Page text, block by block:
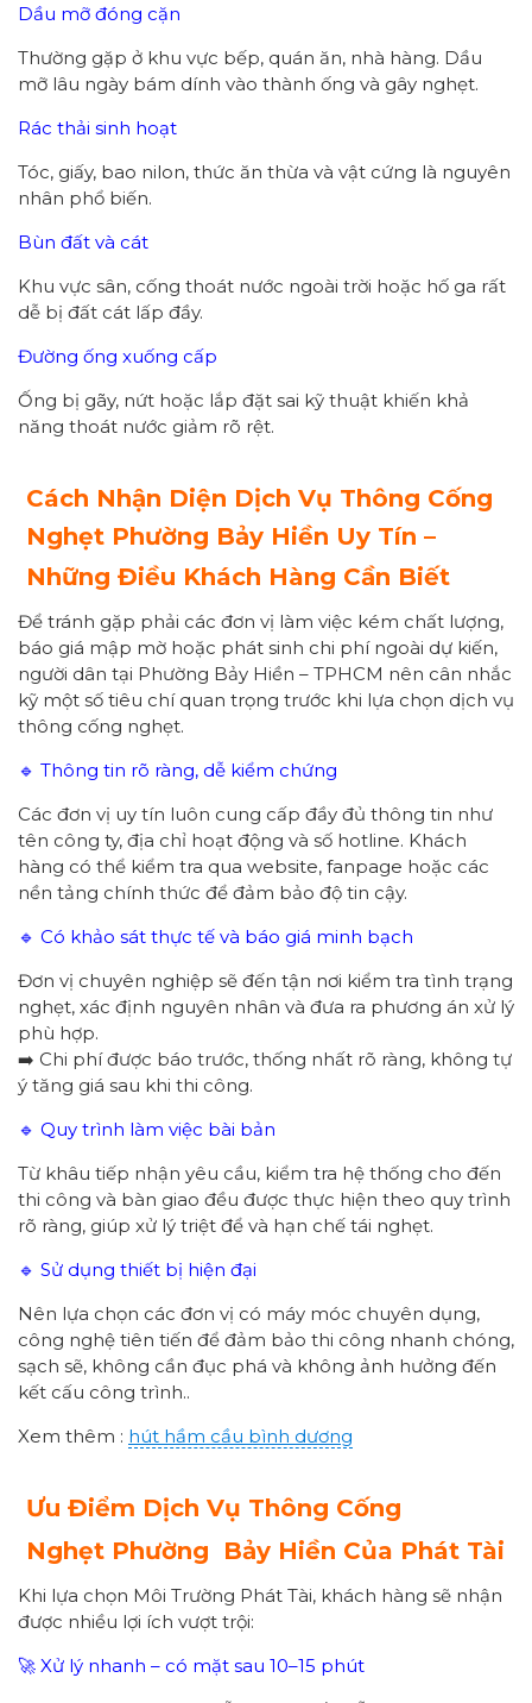
Dầu mỡ đóng cặn
Thường gặp ở khu vực bếp, quán ăn, nhà hàng. Dầu
mỡ lâu ngày bám dính vào thành ống và gây nghẹt.
Rác thải sinh hoạt
Tóc, giấy, bao nilon, thức ăn thừa và vật cứng là nguyên
nhân phổ biến.
Bùn đất và cát
Khu vực sân, cống thoát nước ngoài trời hoặc hố ga rất
dễ bị đất cát lấp đầy.
Đường ống xuống cấp
Ống bị gãy, nứt hoặc lắp đặt sai kỹ thuật khiến khả
năng thoát nước giảm rõ rệt.
Cách Nhận Diện Dịch Vụ Thông Cống
Nghẹt Phường Bảy Hiền Uy Tín –
Những Điều Khách Hàng Cần Biết
Để tránh gặp phải các đơn vị làm việc kém chất lượng,
báo giá mập mờ hoặc phát sinh chi phí ngoài dự kiến,
người dân tại Phường Bảy Hiền – TPHCM nên cân nhắc
kỹ một số tiêu chí quan trọng trước khi lựa chọn dịch vụ
thông cống nghẹt.
🔹 Thông tin rõ ràng, dễ kiểm chứng
Các đơn vị uy tín luôn cung cấp đầy đủ thông tin như
tên công ty, địa chỉ hoạt động và số hotline. Khách
hàng có thể kiểm tra qua website, fanpage hoặc các
nền tảng chính thức để đảm bảo độ tin cậy.
🔹 Có khảo sát thực tế và báo giá minh bạch
Đơn vị chuyên nghiệp sẽ đến tận nơi kiểm tra tình trạng
nghẹt, xác định nguyên nhân và đưa ra phương án xử lý
phù hợp.
➡️ Chi phí được báo trước, thống nhất rõ ràng, không tự
ý tăng giá sau khi thi công.
🔹 Quy trình làm việc bài bản
Từ khâu tiếp nhận yêu cầu, kiểm tra hệ thống cho đến
thi công và bàn giao đều được thực hiện theo quy trình
rõ ràng, giúp xử lý triệt để và hạn chế tái nghẹt.
🔹 Sử dụng thiết bị hiện đại
Nên lựa chọn các đơn vị có máy móc chuyên dụng,
công nghệ tiên tiến để đảm bảo thi công nhanh chóng,
sạch sẽ, không cần đục phá và không ảnh hưởng đến
kết cấu công trình..
Xem thêm : hút hầm cầu bình dương
Ưu Điểm Dịch Vụ Thông Cống
Nghẹt Phường Bảy Hiền Của Phát Tài
Khi lựa chọn Môi Trường Phát Tài, khách hàng sẽ nhận
được nhiều lợi ích vượt trội:
🚀 Xử lý nhanh – có mặt sau 10–15 phút